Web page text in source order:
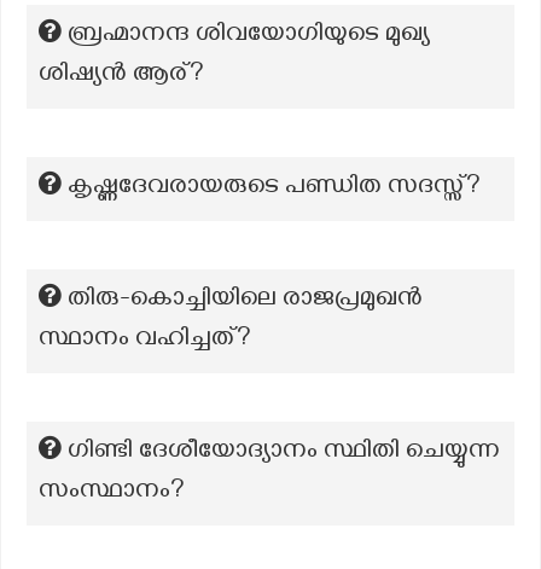
ബ്രഹ്മാനന്ദ ശിവയോഗിയുടെ മുഖ്യ
ശിഷ്യൻ ആര്?
കൃഷ്ണദേവരായരുടെ പണ്ഡിത സദസ്സ്?
തിരു-കൊച്ചിയിലെ രാജപ്രമുഖൻ
സ്ഥാനം വഹിച്ചത്?
ഗിണ്ടി ദേശീയോദ്യാനം സ്ഥിതി ചെയ്യുന്ന
സംസ്ഥാനം?